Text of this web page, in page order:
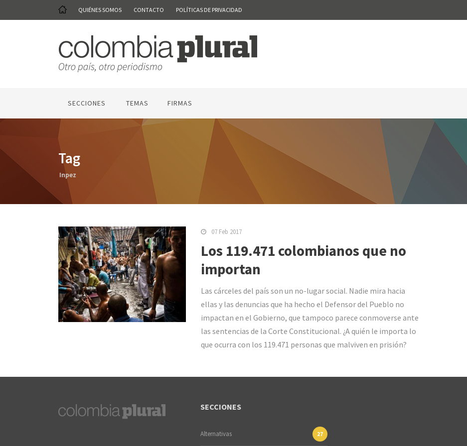
QUIÉNES SOMOS CONTACTO POLÍTICAS DE PRIVACIDAD
SECCIONES TEMAS FIRMAS
Tag
Inpez
07 Feb 2017
Los 119.471 colombianos que no
importan
Las cárceles del país son un no-lugar social. Nadie mira hacia
ellas y las denuncias que ha hecho el Defensor del Pueblo no
impactan en el Gobierno, que tampoco parece conmoverse ante
las sentencias de la Corte Constitucional. ¿A quién le importa lo
que ocurra con los 119.471 personas que malviven en prisión?
SECCIONES
Alternativas 27